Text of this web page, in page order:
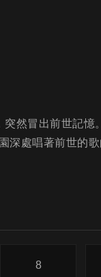
然冒出前世記憶
深處唱著前世的
8